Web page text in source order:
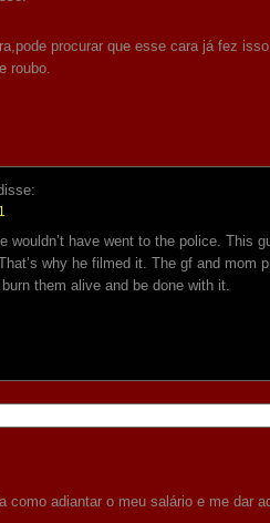
procurar que esse cara já fez
roubo.
wouldn’t have went to the police. This
why he filmed it. The gf and mom
them alive and be done with it.
como adiantar o meu salário e me dar